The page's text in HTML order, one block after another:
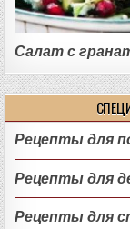
Салат с
Рецепты для
Рецепты для
Рецепты для